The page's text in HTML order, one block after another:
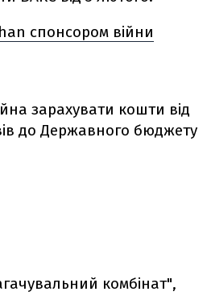
спонсором війни
зарахувати кошти від
до Державного бюджету
комбінат"‎,